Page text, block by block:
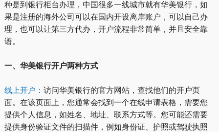
种是到银行柜台办理，中国很多一线城市就有华美银行，如
果是注册的海外公司可以在国内开设离岸账户，可以自己办
理，也可以让第三方代办，开户流程非常简单，并且安全靠
谱。
一、华美银行开户两种方式
线上开户： 访问华美银行的官方网站，查找他们的开户页
面。在该页面上，您通常会找到一个在线申请表格，需要您
提供个人信息，如姓名、地址、联系方式等。您可能还需要
提供身份验证文件的扫描件，例如身份证、护照或驾驶执照